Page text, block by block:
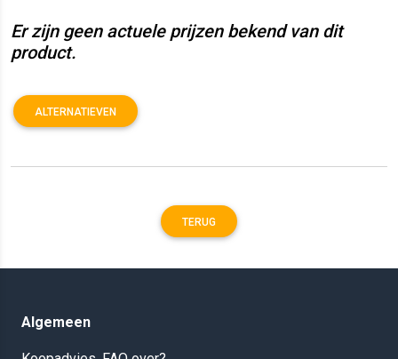
Er zijn geen actuele prijzen bekend van dit
product.
ALTERNATIEVEN
TERUG
Algemeen